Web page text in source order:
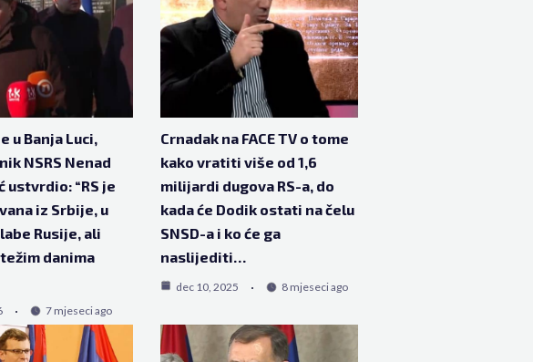
u Banja Luci,
NSRS Nenad
ustvrdio: “RS je
iz Srbije, u
Rusije, ali
danima
7 mjeseci ago
Crnadak na FACE TV o tome
kako vratiti više od 1,6
milijardi dugova RS-a, do
kada će Dodik ostati na čelu
SNSD-a i ko će ga
naslijediti…
dec 10, 2025 8 mjeseci ago